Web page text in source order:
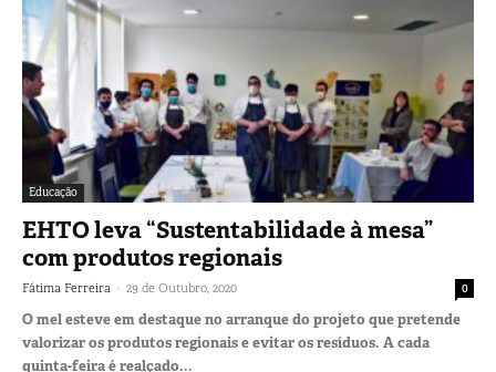
Educação
EHTO leva “Sustentabilidade à mesa”
com produtos regionais
Fátima Ferreira - 29 de Outubro, 2020 0
O mel esteve em destaque no arranque do projeto que pretende
valorizar os produtos regionais e evitar os resíduos. A cada
quinta-feira é realçado...